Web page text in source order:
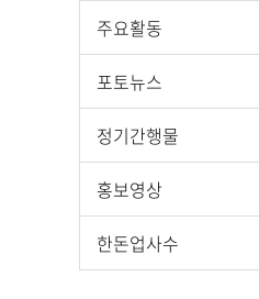
주요활동
포토뉴스
정기간행물
홍보영상
한돈업사수